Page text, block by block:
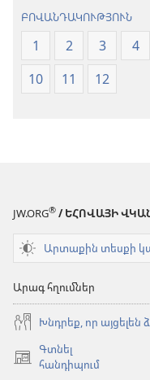
ԲՈՎԱՆԴԱԿՈՒԹՅՈՒՆ
1 2 3 4
10
11 12
JW.ORG® / ԵՀՈՎԱՅԻ
Արտաքին տեսքի
Արագ հղումներ
Խնդրեք, որ այցելեն
Գտնել
հանդիպում
(բացվում